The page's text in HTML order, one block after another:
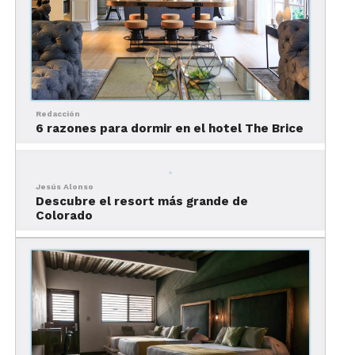
Park Central
Del rostro clásico de la primera mitad de 1900,
que se inmortalizó en fotografías, películas,
novelas y carteles sobre Nueva York,
se da el salto
a un inmueble totalmente renovado.
Hoy, el hotel Park Central porta, elegantemente,
un diseño sobrio e innovador. No obstante, entre
Redacción
6 razones para dormir en el hotel The Brice
Jesús Alonso
Descubre el resort más grande de
Colorado